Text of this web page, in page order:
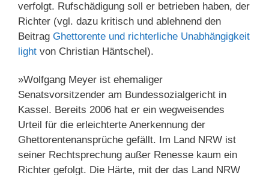
verfolgt. Rufschädigung soll er betrieben haben, der
Richter (vgl. dazu kritisch und ablehnend den
Beitrag Ghettorente und richterliche Unabhängigkeit
light von Christian Häntschel).
»Wolfgang Meyer ist ehemaliger
Senatsvorsitzender am Bundessozialgericht in
Kassel. Bereits 2006 hat er ein wegweisendes
Urteil für die erleichterte Anerkennung der
Ghettorentenansprüche gefällt. Im Land NRW ist
seiner Rechtsprechung außer Renesse kaum ein
Richter gefolgt. Die Härte, mit der das Land NRW